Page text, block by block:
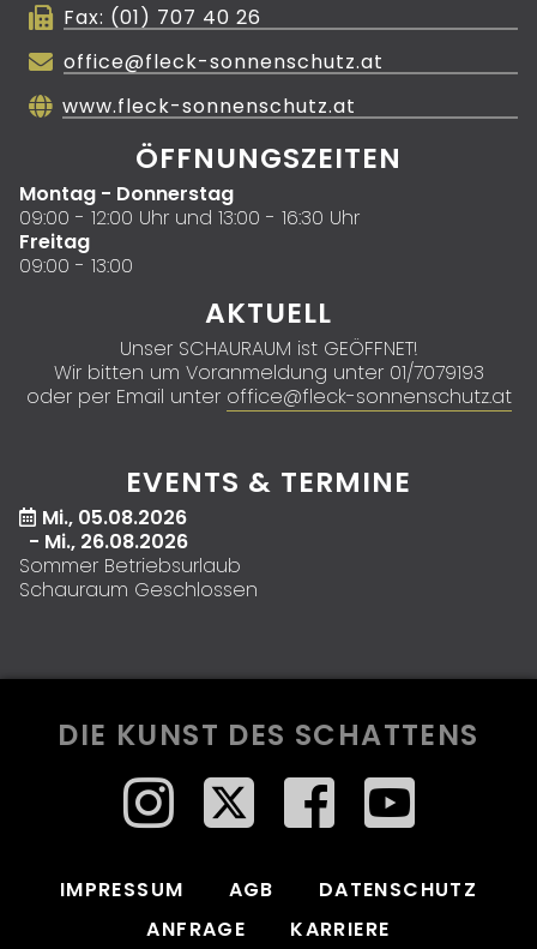
Fax: (01) 707 40 26
office@fleck-sonnenschutz.at
www.fleck-sonnenschutz.at
ÖFFNUNGSZEITEN
Montag - Donnerstag
09:00 - 12:00 Uhr und 13:00 - 16:30 Uhr
Freitag
09:00 - 13:00
AKTUELL
Unser SCHAURAUM ist GEÖFFNET!
Wir bitten um Voranmeldung unter 01/7079193
oder per Email unter office@fleck-sonnenschutz.at
EVENTS & TERMINE
Mi., 05.08.2026
- Mi., 26.08.2026
Sommer Betriebsurlaub
Schauraum Geschlossen
DIE KUNST DES SCHATTENS
IMPRESSUM AGB
DATENSCHUTZ
ANFRAGE
KARRIERE